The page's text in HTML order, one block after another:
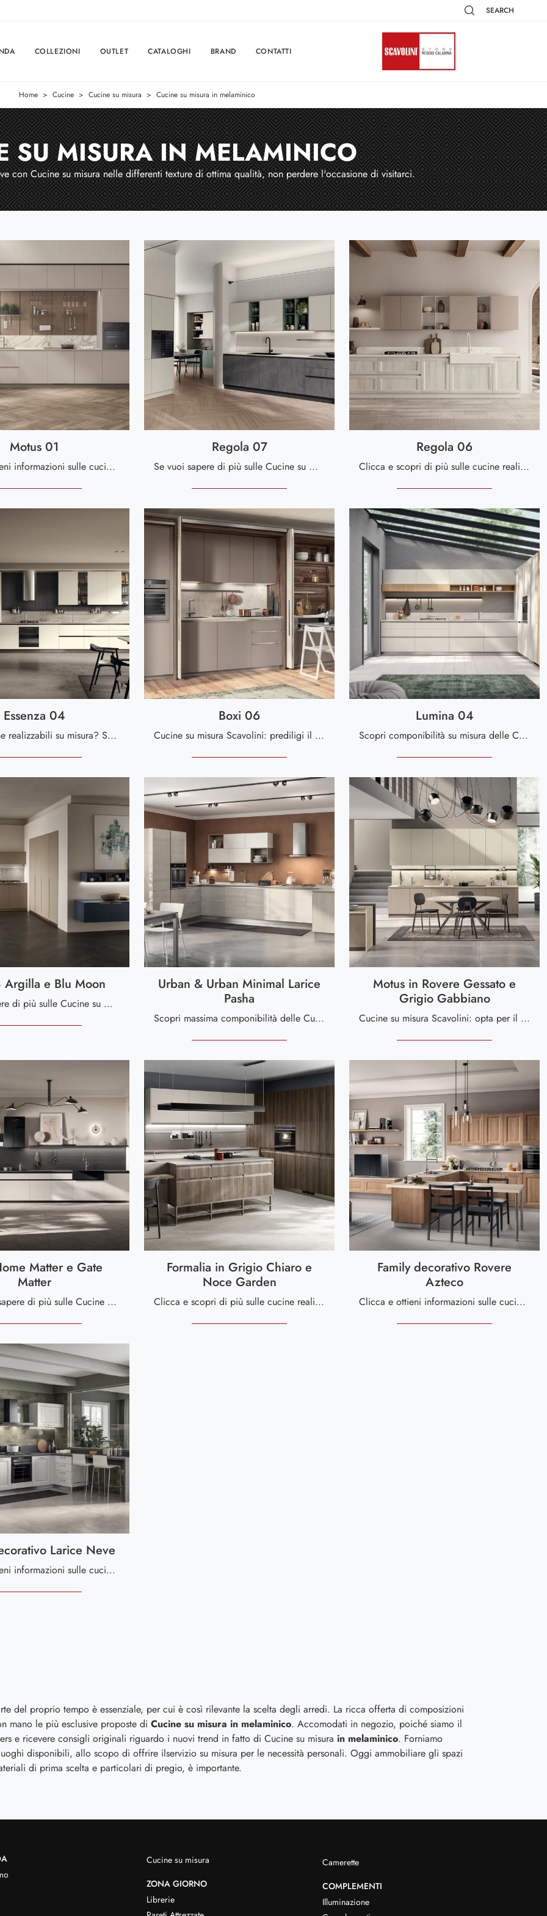
SEARCH
COLLEZIONI OUTLET CATALOGHI BRAND CONTATTI
Home > Cucine > Cucine su misura > Cucine su misura in melaminico
SU MISURA IN MELAMINICO
con Cucine su misura nelle differenti texture di ottima qualità, non perdere l'occasione di visitarci.
Motus 01
Clicca e ottieni informazioni sulle cucine realizzabili su misura per te in linea: ecco il modello Motus 01 Scavolini!
Regola 07
Se vuoi sapere di più sulle Cucine su misura ad angolo Scavolini, clicca e scopri il modello Regola 07 in melaminico!
Regola 06
Clicca e scopri di più sulle cucine realizzabili su misura ad angolo: ecco il modello Regola 06 Scavolini!
Essenza 04
Cerchi cucine realizzabili su misura? Scopri di più sul modello Essenza 04 in melaminico dell'azienda Scavolini!
Boxi 06
Cucine su misura Scavolini: prediligi il modello Boxi 06 in melaminico tra le nostre soluzioni monoblocco salvaspazio!
Lumina 04
Scopri componibilità su misura delle Cucine ad angolo Scavolini: la cucina Lumina 04 in melaminico ti attende!
e Blu Moon
Se vuoi sapere di più sulle Cucine su misura ad angolo Scavolini, clicca e scopri il modello Mia 08 Argilla e Blu Moon in melaminico!
Urban & Urban Minimal Larice
Pasha
Scopri massima componibilità delle Cucine ad angolo Scavolini: la cucina Urban & Urban Minimal Larice Pasha in melaminico ti sta aspettando!
Motus in Rovere Gessato e
Grigio Gabbiano
Cucine su misura Scavolini: opta per il modello Motus in Rovere Gessato e Grigio Gabbiano in melaminico tra le nostre soluzioni ad angolo!
Matter e Gate
Matter
Se desideri sapere di più sulle Cucine su misura ad angolo Scavolini, clicca e scopri il modello Mira Home Matter e Gate Matter in melaminico!
Formalia in Grigio Chiaro e
Noce Garden
Clicca e scopri di più sulle cucine realizzabili su misura per te con isola: ecco il modello Formalia in Grigio Chiaro e Noce Garden Scavolini!
Family decorativo Rovere
Azteco
Clicca e ottieni informazioni sulle cucine realizzabili su misura per te con penisola: ecco il modello Family decorativo Rovere Azteco Scavolini!
Larice Neve
Clicca e ottieni informazioni sulle cucine realizzabili su misura per te ad angolo: ecco il modello Family decorativo Larice Neve Scavolini!
del proprio tempo è essenziale, per cui è così rilevante la scelta degli arredi. La ricca offerta di composizioni
mano le più esclusive proposte di Cucine su misura in melaminico. Accomodati in negozio, poiché siamo il
e ricevere consigli originali riguardo i nuovi trend in fatto di Cucine su misura in melaminico. Forniamo
disponibili, allo scopo di offrire ilservizio su misura per le necessità personali. Oggi ammobiliare gli spazi
di prima scelta e particolari di pregio, è importante.
Cucine su misura
ZONA GIORNO
Librerie
Camerette
COMPLEMENTI
Illuminazione